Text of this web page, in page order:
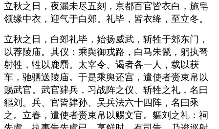
立秋之日，夜漏未尽五刻，京都百官皆衣白，施皂
领缘中衣，迎气于白郊。礼毕，皆衣绛，至立冬。
立秋之日，白郊礼毕，始扬威武，斩牲于郊东门，
以荐陵庙。其仪：乘舆御戎路，白马朱鬛，躬执弩
射牲，牲以鹿麛。太宰令、谒者各一人，载以获
车，驰驷送陵庙。于是乘舆还宫，遣使者赍束帛以
赐武官。武官肄兵，习战阵之仪、斩牲之礼，名曰
貙刘。兵、官皆肄孙、吴兵法六十四阵，名曰乘
之。立春，遣使者赍束帛以赐文官。貙刘之礼：祠